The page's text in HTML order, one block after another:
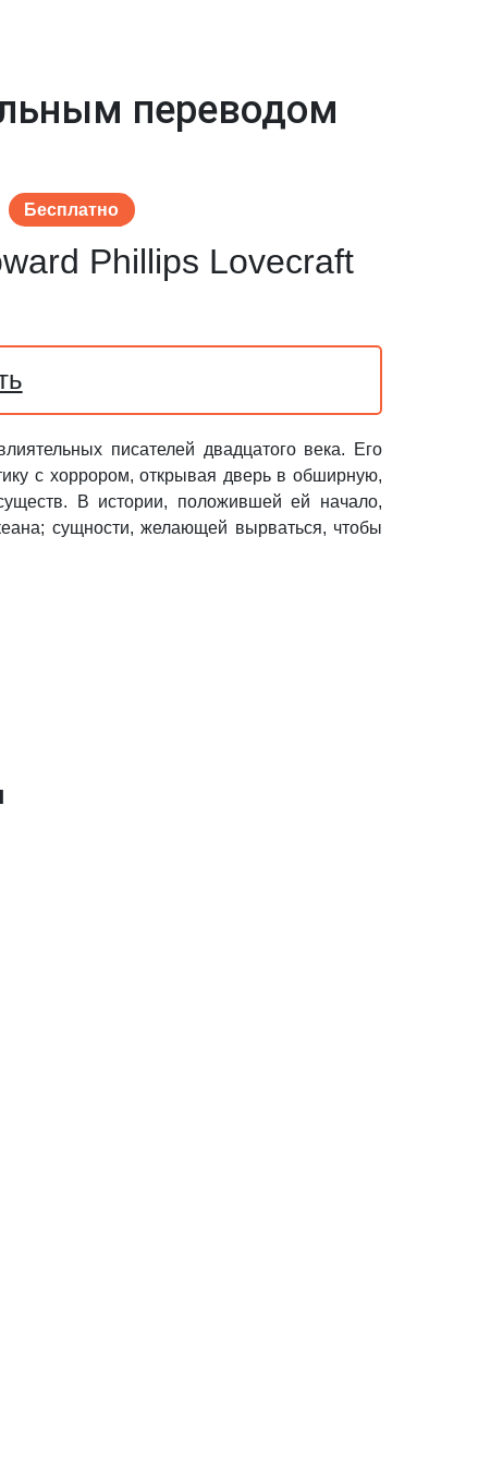
переводом
Бесплатно
Phillips Lovecraft
писателей двадцатого века. Его
с хоррором, открывая дверь в обширную,
В истории, положившей ей начало,
сущности, желающей вырваться, чтобы